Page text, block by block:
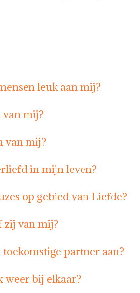
leuk aan mij?
van mij?
van mij?
in mijn leven?
op gebied van Liefde?
zij van mij?
partner aan?
weer bij elkaar?